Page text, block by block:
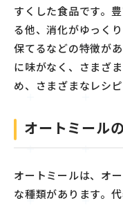
すくした食品です。
る他、消化がゆっく
保てるなどの特徴が
に味がなく、さまざ
め、さまざまなレシ
オートミール
オートミールは、オ
な種類があります。